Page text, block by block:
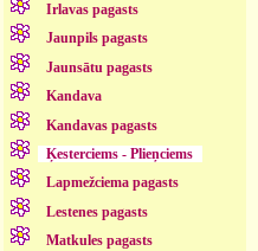
Irlavas pagasts
Jaunpils pagasts
Jaunsātu pagasts
Kandava
Kandavas pagasts
Ķesterciems - Plieņciems
Lapmežciema pagasts
Lestenes pagasts
Matkules pagasts